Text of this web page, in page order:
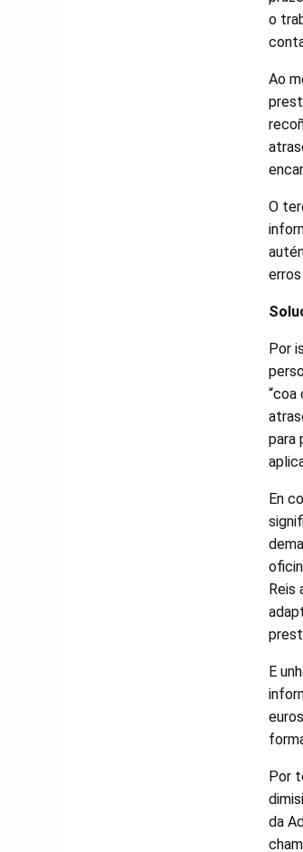
o
Ao
O
Por
“coa
para
En
Reis
E
Por
da